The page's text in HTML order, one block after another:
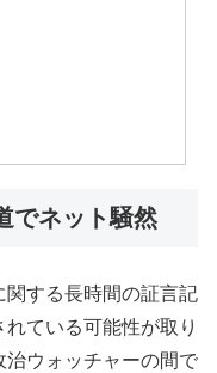
でネット騒然
する長時間の証言記
ている可能性が取り
治ウォッチャーの間で